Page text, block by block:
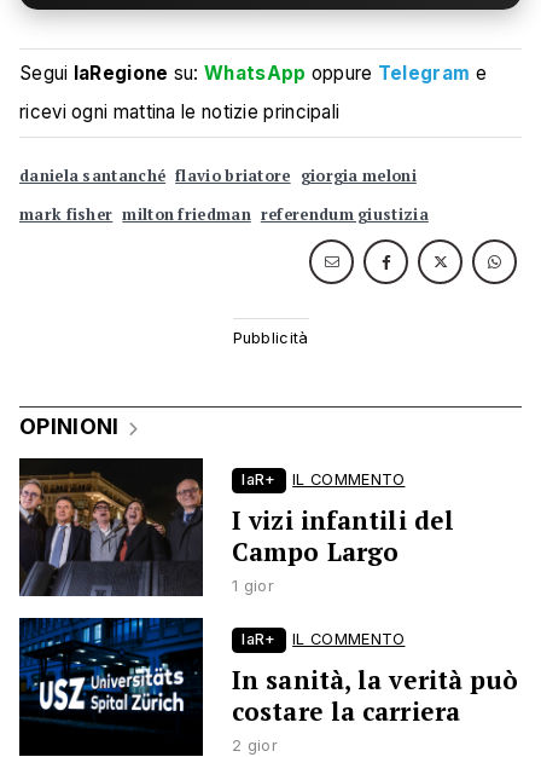
Segui laRegione su:WhatsApp oppure Telegram e
ricevi ogni mattina le notizie principali
daniela santanché flavio briatore giorgia meloni
mark fisher milton friedman referendum giustizia
OPINIONI
laR+ IL COMMENTO
I vizi infantili del
Campo Largo
1 gior
laR+ IL COMMENTO
In sanità, la verità può
costare la carriera
2 gior